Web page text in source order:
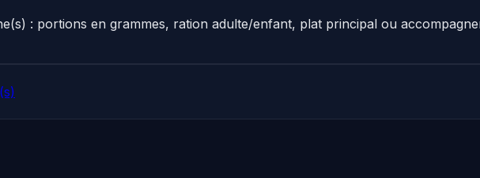
: portions en grammes, ration adulte/enfant, plat principal ou